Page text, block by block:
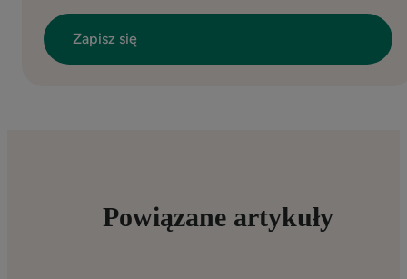
Powiązane artykuły